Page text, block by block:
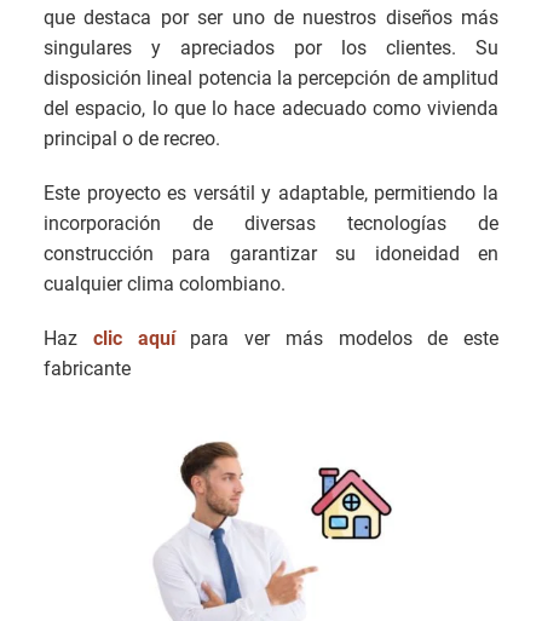
que destaca por ser uno de nuestros diseños más
singulares y apreciados por los clientes. Su
disposición lineal potencia la percepción de amplitud
del espacio, lo que lo hace adecuado como vivienda
principal o de recreo.
Este proyecto es versátil y adaptable, permitiendo la
incorporación de diversas tecnologías de
construcción para garantizar su idoneidad en
cualquier clima colombiano.
Haz clic aquípara ver más modelos de este
fabricante